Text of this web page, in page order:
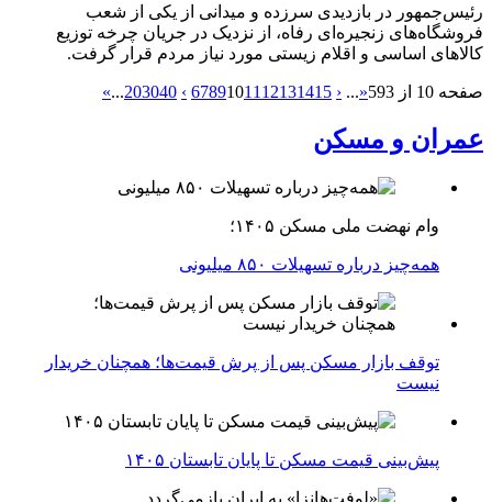
رئیس‌جمهور در بازدیدی سرزده و میدانی از یکی از شعب
فروشگاه‌های زنجیره‌ای رفاه، از نزدیک در جریان چرخه توزیع
کالاهای اساسی و اقلام زیستی مورد نیاز مردم قرار گرفت.
صفحه 10 از 593 «
...
‹
67891011 12131415
›
203040
...
»
عمران و مسکن
وام نهضت ملی مسکن ۱۴۰۵؛
همه‌چیز درباره تسهیلات ۸۵۰ میلیونی
توقف بازار مسکن پس از پرش قیمت‌ها؛ همچنان خریدار
نیست
پیش‌بینی قیمت مسکن تا پایان تابستان ۱۴۰۵